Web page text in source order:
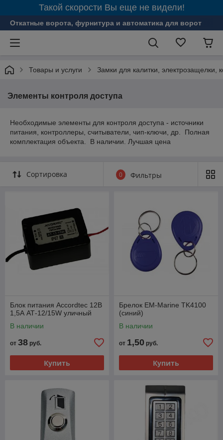
Такой скорости Вы еще не видели!
Откатные ворота, фурнитура и автоматика для ворот
Товары и услуги Замки для калитки, электрозащелки,
Элементы контроля доступа
Необходимые элементы для контроля доступа - источники
питания, контроллеры, считыватели, чип-ключи, др. Полная
комплектация объекта. В наличии. Лучшая цена
Сортировка 0 Фильтры
Блок питания Accordtec 12В
1,5А АТ-12/15W уличный
В наличии
от 38 руб.
Купить
Брелок EM-Marine TK4100
(синий)
В наличии
от 1,50 руб.
Купить